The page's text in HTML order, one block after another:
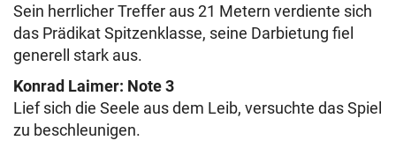
Sein herrlicher Treffer aus 21 Metern verdiente sich
das Prädikat Spitzenklasse, seine Darbietung fiel
generell stark aus.
Konrad Laimer: Note 3
Lief sich die Seele aus dem Leib, versuchte das Spiel
zu beschleunigen.